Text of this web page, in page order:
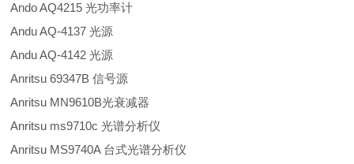
Ando AQ4215 光功率计
Andu AQ-4137 光源
Andu AQ-4142 光源
Anritsu 69347B 信号源
Anritsu MN9610B光衰减器
Anritsu ms9710c 光谱分析仪
Anritsu MS9740A 台式光谱分析仪